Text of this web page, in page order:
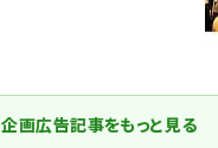
企画広告記事をもっと見る